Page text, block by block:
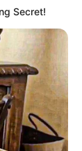
Secret!